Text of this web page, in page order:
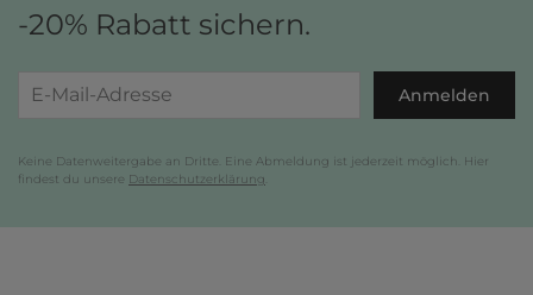
-20% Rabatt sichern.
Anmelden
Keine Datenweitergabe an Dritte. Eine Abmeldung ist jederzeit möglich. Hier
findest du unsere Datenschutzerklärung